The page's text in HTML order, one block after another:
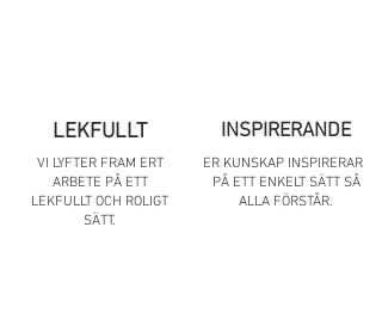
LEKFULLT
VI LYFTER FRAM ERT
ARBETE PÅ ETT
LEKFULLT OCH ROLIGT
SÄTT.
INSPIRERANDE
ER KUNSKAP INSPIRERAR
PÅ ETT ENKELT SÄTT SÅ
ALLA FÖRSTÅR.